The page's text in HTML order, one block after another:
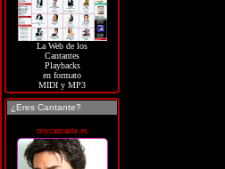
La Web de los
Cantantes
Playbacks
en formato
MIDI y MP3
¿Eres Cantante?
soycantante.es